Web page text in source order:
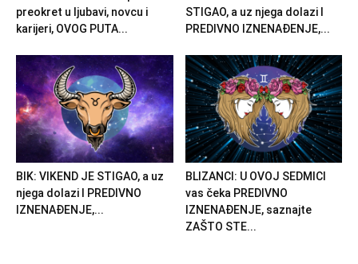
preokret u ljubavi, novcu i
karijeri, OVOG PUTA...
STIGAO, a uz njega dolazi I
PREDIVNO IZNENAĐENJE,...
BIK: VIKEND JE STIGAO, a uz
njega dolazi I PREDIVNO
IZNENAĐENJE,...
BLIZANCI: U OVOJ SEDMICI
vas čeka PREDIVNO
IZNENAĐENJE, saznajte
ZAŠTO STE...